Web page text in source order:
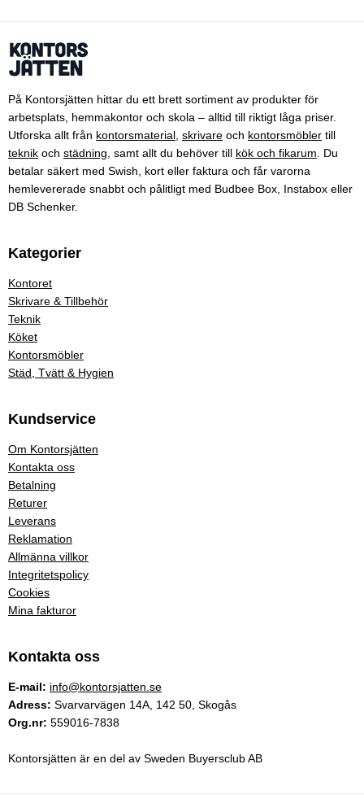
På Kontorsjätten hittar du ett brett sortiment av produkter för
arbetsplats, hemmakontor och skola – alltid till riktigt låga priser.
Utforska allt från kontorsmaterial skrivare och kontorsmöbler till
teknik och städning , samt allt du behöver till kök och fikarum . Du
betalar säkert med Swish, kort eller faktura och får varorna
hemlevererade snabbt och pålitligt med Budbee Box, Instabox eller
DB Schenker.
Kategorier
Kontoret
Skrivare & Tillbehör
Teknik
Köket
Kontorsmöbler
Städ, Tvätt & Hygien
Kundservice
Om Kontorsjätten
Kontakta oss
Betalning
Returer
Leverans
Reklamation
Allmänna villkor
Integritetspolicy
Cookies
Mina fakturor
Kontakta oss
E-mail: info@kontorsjatten.se
Adress: Svarvarvägen 14A, 142 50, Skogås
Org.nr: 559016-7838
Kontorsjätten är en del av Sweden Buyersclub AB